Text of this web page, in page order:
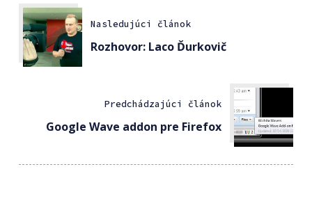
Nasledujúci článok
Rozhovor: Laco Ďurkovič
Predchádzajúci článok
Google Wave addon pre Firefox